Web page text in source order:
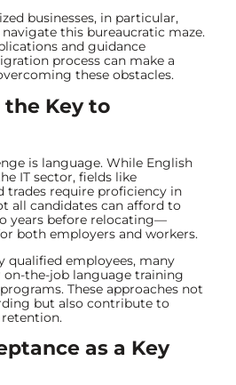
businesses, in particular,
this bureaucratic maze.
and guidance
process can make a
these obstacles.
the Key to
is language. While English
IT sector, fields like
trades require proficiency in
all candidates can afford to
years before relocating—
both employers and workers.
qualified employees, many
the-job language training
These approaches not
but also contribute to
as a Key